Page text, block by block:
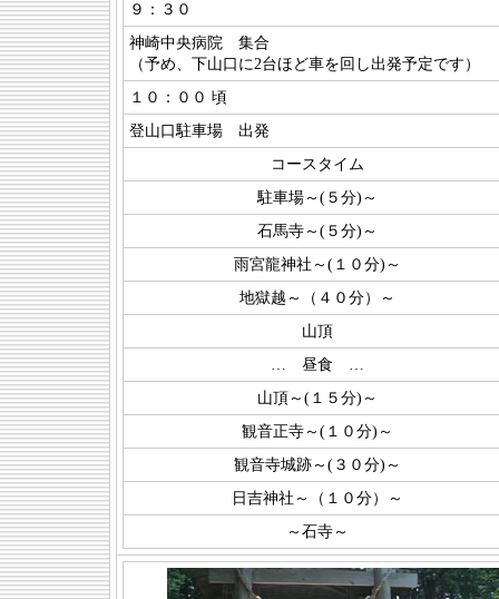
９：３０
神崎中央病院 集合
（予め、下山口に2台ほど車を回し出発予定です）
１０：００ 頃
登山口駐車場 出発
コースタイム
駐車場～(５分)～
石馬寺～(５分)～
雨宮龍神社～(１０分)～
地獄越～（４０分）～
山頂
… 昼食 …
山頂～(１５分)～
観音正寺～(１０分)～
観音寺城跡～(３０分)～
日吉神社～（１０分）～
～石寺～